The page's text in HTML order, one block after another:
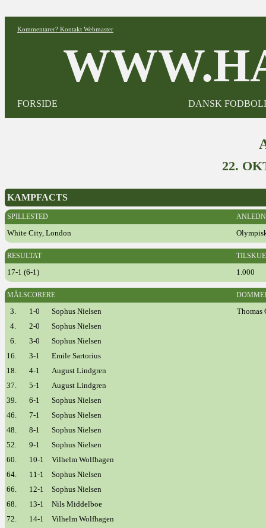
Kommentarer? Kontakt Webmaster
FORSIDE DANSK
22.
KAMPFACTS
SPILLESTED
White City, London
RESULTAT
17-1 (6-1) 1.000
MÅLSCORERE
3. 1-0 Sophus Nielsen
Thomas
4.
2-0
Sophus Nielsen
6.
3-0
Sophus Nielsen
16.
3-1
Emile Sartorius
18.
4-1
August Lindgren
37.
5-1
August Lindgren
39.
6-1
Sophus Nielsen
46.
7-1
Sophus Nielsen
48.
8-1
Sophus Nielsen
52.
9-1
Sophus Nielsen
60.
10-1
Vilhelm Wolfhagen
64.
11-1
Sophus Nielsen
66.
12-1
Sophus Nielsen
68.
13-1
Nils Middelboe
72.
14-1
Vilhelm Wolfhagen